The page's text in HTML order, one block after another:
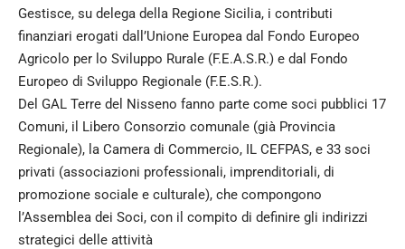
Gestisce, su delega della Regione Sicilia, i contributi
finanziari erogati dall’Unione Europea dal Fondo Europeo
Agricolo per lo Sviluppo Rurale (F.E.A.S.R.) e dal Fondo
Europeo di Sviluppo Regionale (F.E.S.R.).
Del GAL Terre del Nisseno fanno parte come soci pubblici 17
Comuni, il Libero Consorzio comunale (già Provincia
Regionale), la Camera di Commercio, IL CEFPAS, e 33 soci
privati (associazioni professionali, imprenditoriali, di
promozione sociale e culturale), che compongono
l’Assemblea dei Soci, con il compito di definire gli indirizzi
strategici delle attività